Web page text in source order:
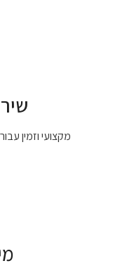
מקצועי וזמין